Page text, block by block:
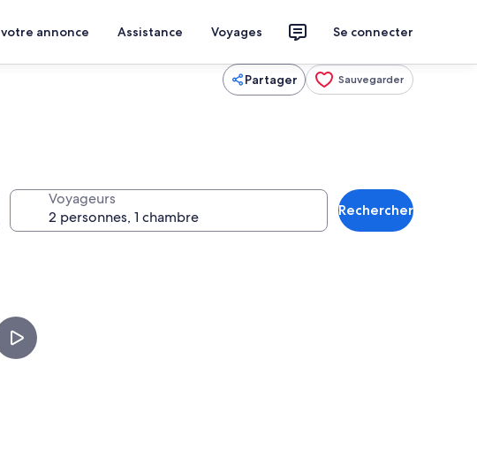
annonce Assistance Voyages Se connecter
Partager Sauvegarder
Voyageurs
Rechercher